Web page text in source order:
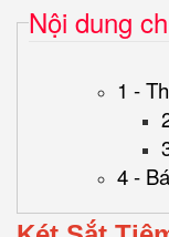
Nội dung
1 -
4 -